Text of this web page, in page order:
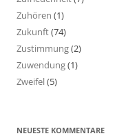
Zuhören (1)
Zukunft(74)
Zustimmung(2)
Zuwendung(1)
Zweifel(5)
NEUESTE KOMMENTARE